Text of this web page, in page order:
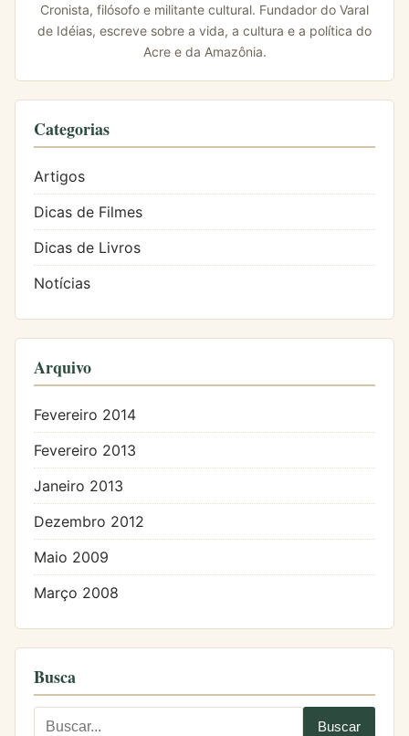
Cronista, filósofo e militante cultural. Fundador do Varal
de Idéias, escreve sobre a vida, a cultura e a política do
Acre e da Amazônia.
Categorias
Artigos
Dicas de Filmes
Dicas de Livros
Notícias
Arquivo
Fevereiro 2014
Fevereiro 2013
Janeiro 2013
Dezembro 2012
Maio 2009
Março 2008
Busca